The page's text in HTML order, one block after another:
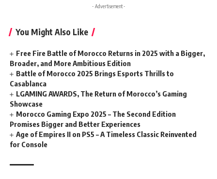
- Advertisement -
You Might Also Like
Free Fire Battle of Morocco Returns in 2025 with a Bigger,
Broader, and More Ambitious Edition
Battle of Morocco 2025 Brings Esports Thrills to
Casablanca
LGAMING AWARDS, The Return of Morocco’s Gaming
Showcase
Morocco Gaming Expo 2025 – The Second Edition
Promises Bigger and Better Experiences
Age of Empires II on PS5 – A Timeless Classic Reinvented
for Console